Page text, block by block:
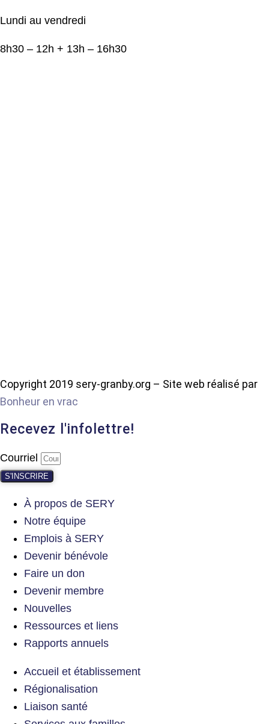
Lundi au vendredi
8h30 – 12h + 13h – 16h30
Copyright 2019 sery-granby.org – Site web réalisé par
Bonheur en vrac
Recevez l'infolettre!
Courriel
S'INSCRIRE
À propos de SERY
Notre équipe
Emplois à SERY
Devenir bénévole
Faire un don
Devenir membre
Nouvelles
Ressources et liens
Rapports annuels
Accueil et établissement
Régionalisation
Liaison santé